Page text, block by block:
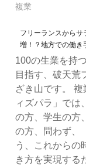
複業
フリーランスからサ
増！？地方での働き
100の生業を持
目指す、破天荒
ざき山です。
ィズパラ」では
の方、学生の方
の方、問わず、
う、これからの
き方を実現する